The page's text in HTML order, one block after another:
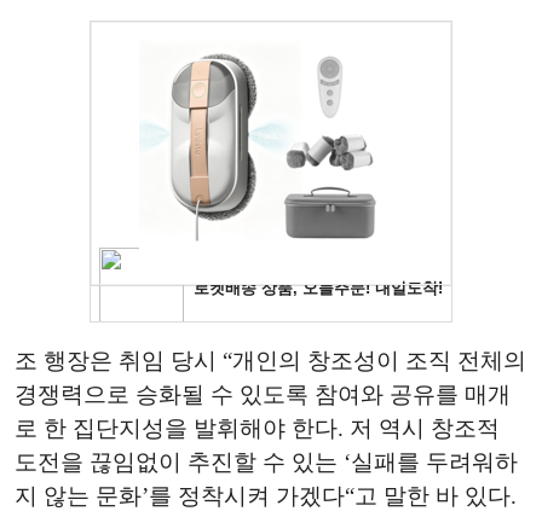
조 행장은 취임 당시 “개인의 창조성이 조직 전체의
경쟁력으로 승화될 수 있도록 참여와 공유를 매개
로 한 집단지성을 발휘해야 한다. 저 역시 창조적
도전을 끊임없이 추진할 수 있는 ‘실패를 두려워하
지 않는 문화’를 정착시켜 가겠다“고 말한 바 있다.